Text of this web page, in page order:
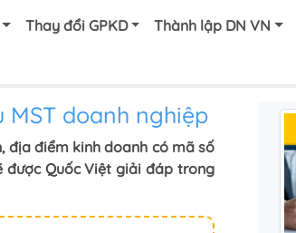
Thay đổi GPKD Thành lập DN VN
doanh nghiệp
địa điểm kinh doanh có mã số
được Quốc Việt giải đáp trong